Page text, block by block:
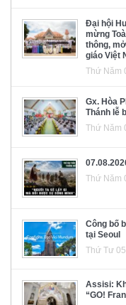
Đại hội
mừng
thông,
giáo Việt
Thứ Năm
Gx. Hòa
Thánh lễ
Thứ Năm
Thứ Năm
Công bố
tại Seoul
Thứ Tư
Assisi:
“GO!